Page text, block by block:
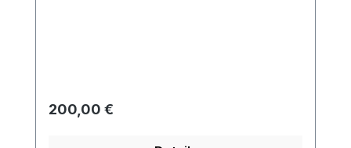
Regulärer Preis:
200,00 €